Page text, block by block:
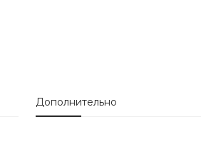
Дополнительно